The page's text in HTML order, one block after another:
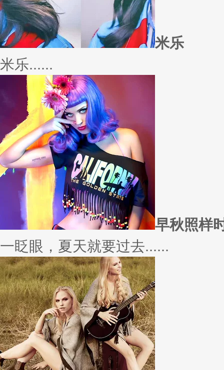
米乐
米乐......
早秋照样
一眨眼，夏天就要过去......